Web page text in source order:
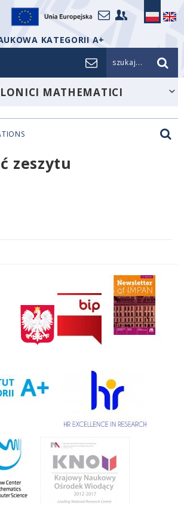
KATEGORII A+
szukaj...
MATHEMATICI
zeszytu